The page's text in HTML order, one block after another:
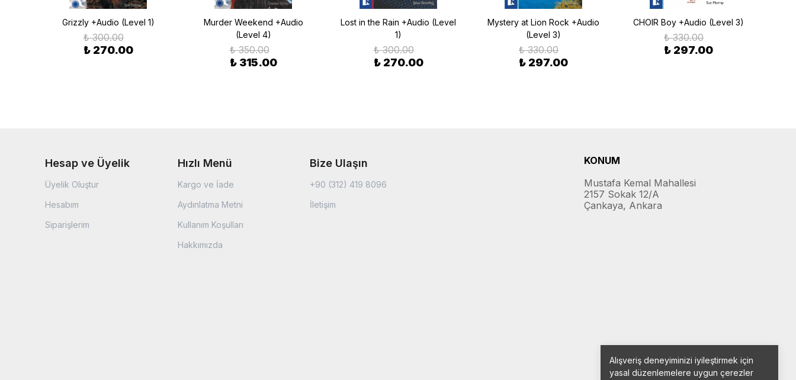
Alışveriş deneyiminizi iyileştirmek için
yasal düzenlemelere uygun çerezler
Grizzly +Audio (Level 1)
₺ 300.00
₺ 270.00
Murder Weekend +Audio
(Level 4)
₺ 350.00
₺ 315.00
Lost in the Rain +Audio (Level
1)
₺ 300.00
₺ 270.00
Mystery at Lion Rock +Audio
(Level 3)
₺ 330.00
₺ 297.00
CHOIR Boy +Audio (Level 3)
₺ 330.00
₺ 297.00
Hesap ve Üyelik
Üyelik Oluştur
Hesabım
Siparişlerim
Hızlı Menü
Kargo ve İade
Aydınlatma Metni
Kullanım Koşulları
Hakkımızda
Bize Ulaşın
+90 (312) 419 8096
İletişim
KONUM
Mustafa Kemal Mahallesi
2157 Sokak 12/A
Çankaya, Ankara